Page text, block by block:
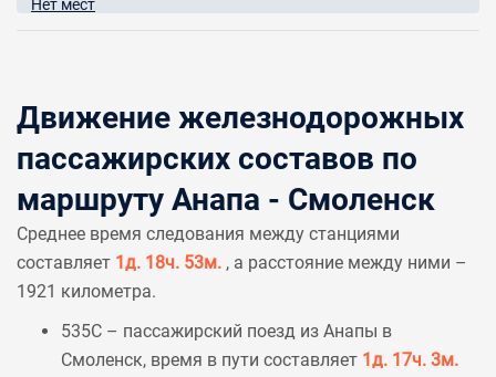
Нет мест
Движение железнодорожных
пассажирских составов по
маршруту Анапа - Смоленск
Среднее время следования между станциями
составляет 1д. 18ч. 53м. , а расстояние между ними –
1921 километра.
535С – пассажирский поезд из Анапы в
Смоленск, время в пути составляет 1д. 17ч. 3м.